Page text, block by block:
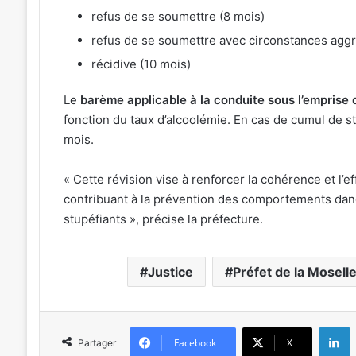
refus de se soumettre (8 mois)
refus de se soumettre avec circonstances
récidive (10 mois)
Le barème applicable à la conduite sous l’emprise
fonction du taux d’alcoolémie. En cas de cumul de
mois.
« Cette révision vise à renforcer la cohérence et
contribuant à la prévention des comportements
stupéfiants », précise la préfecture.
Justice Préfet de la Moselle
Partager Facebook X